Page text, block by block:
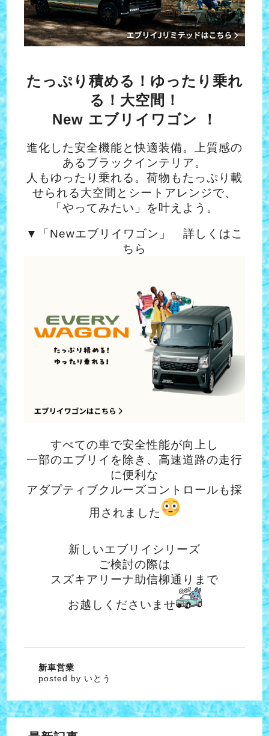
たっぷり積める！ゆったり乗れ
る！大空間！
New エブリイワゴン ！
進化した安全機能と快適装備。上質感の
あるブラックインテリア。
人もゆったり乗れる。荷物もたっぷり載
せられる大空間とシートアレンジで、
「やってみたい」を叶えよう。
▼「Newエブリイワゴン」 詳しくはこ
ちら
すべての車で安全性能が向上し
一部のエブリイを除き、高速道路の走行
に便利な
アダプティブクルーズコントロールも採
用されました
新しいエブリイシリーズ
ご検討の際は
スズキアリーナ助信柳通りまで
お越しくださいませ
新車営業
posted by いとう